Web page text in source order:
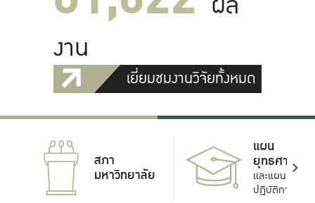
งาน
เยี่ยมชมงานวิจัยทั้งหมด
สภา
มหาวิทยาลัย
แผน
ยุทธศาสตร์
และแผน
ปฏิบัติการ